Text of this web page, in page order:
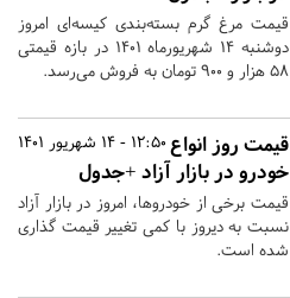
قیمت مرغ گرم بسته‌بندی کیسه‌ای امروز
دوشنبه ۱۴ شهریورماه ۱۴۰۱ در بازه قیمتی
۵۸ هزار و ۹۰۰ تومان به فروش می‌رسد.
12:50 - 14 شهریور 1401 قیمت روز انواع
خودرو در بازار آزاد +جدول
قیمت برخی از خودروها، امروز در بازار آزاد
نسبت به دیروز با کمی تغییر قیمت گذاری
شده است.